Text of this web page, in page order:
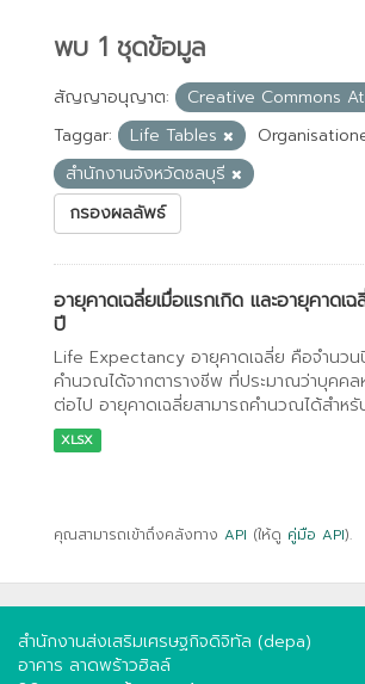
พบ 1 ชุดข้อมูล
สัญญาอนุญาต:
Creative Commons
Taggar:
Life Tables
สำนักงานจังหวัดชลบุรี
กรองผลลัพธ์
อายุคาดเฉลี่ยเมื่อแรกเกิด และอายุคาดเ
ปี
Life Expectancy อายุคาดเฉลี่ย คือจำนวน
คำนวณได้จากตารางชีพ ที่ประมาณว่าบุคค
ต่อไป อายุคาดเฉลี่ยสามารถคำนวณได้สำหรั
XLSX
คุณสามารถเข้าถึงคลังทาง API (ให้ดู คู่มือ API).
สำนักงานส่งเสริมเศรษฐกิจดิจิทัล (depa)
อาคาร ลาดพร้าวฮิลล์